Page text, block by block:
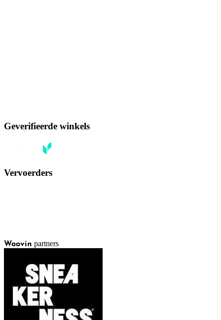
Geverifieerde winkels
Vervoerders
Woovin partners